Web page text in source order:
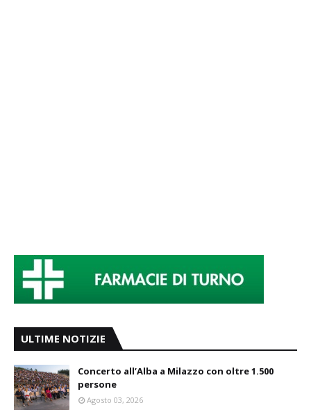
ULTIME NOTIZIE
Concerto all’Alba a Milazzo con oltre 1.500
persone
Agosto 03, 2026